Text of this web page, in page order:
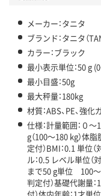
メーカー：タニタ
ブランド：タニタ（
カラー：ブラック
最小表示単位：50 g
最小目盛：50g
最大秤量：180kg
材質：ABS、PE、強
仕様：計量範囲：０
g（100～180 kg）体
定付）BMI：0.1 単位
ル：0.5 レベル単位
まで50 g単位 100～
判定付）基礎代謝量